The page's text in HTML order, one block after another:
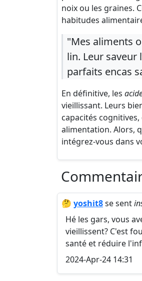
noix ou les graines.
habitudes
"Mes aliments
lin. Leur
parfaits encas
En définitive, les
vieillissant. Leurs
capacités
alimentation. Alors,
intégrez-vous dans
🤔 yoshit8se sent
Hé les gars, vous
vieillissent? C'est
santé et réduire
2024-Apr-24 14:31